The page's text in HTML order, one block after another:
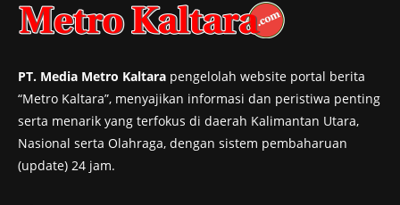
PT. Media Metro Kaltara pengelolah website portal berita
“Metro Kaltara”, menyajikan informasi dan peristiwa penting
serta menarik yang terfokus di daerah Kalimantan Utara,
Nasional serta Olahraga, dengan sistem pembaharuan
(update) 24 jam.